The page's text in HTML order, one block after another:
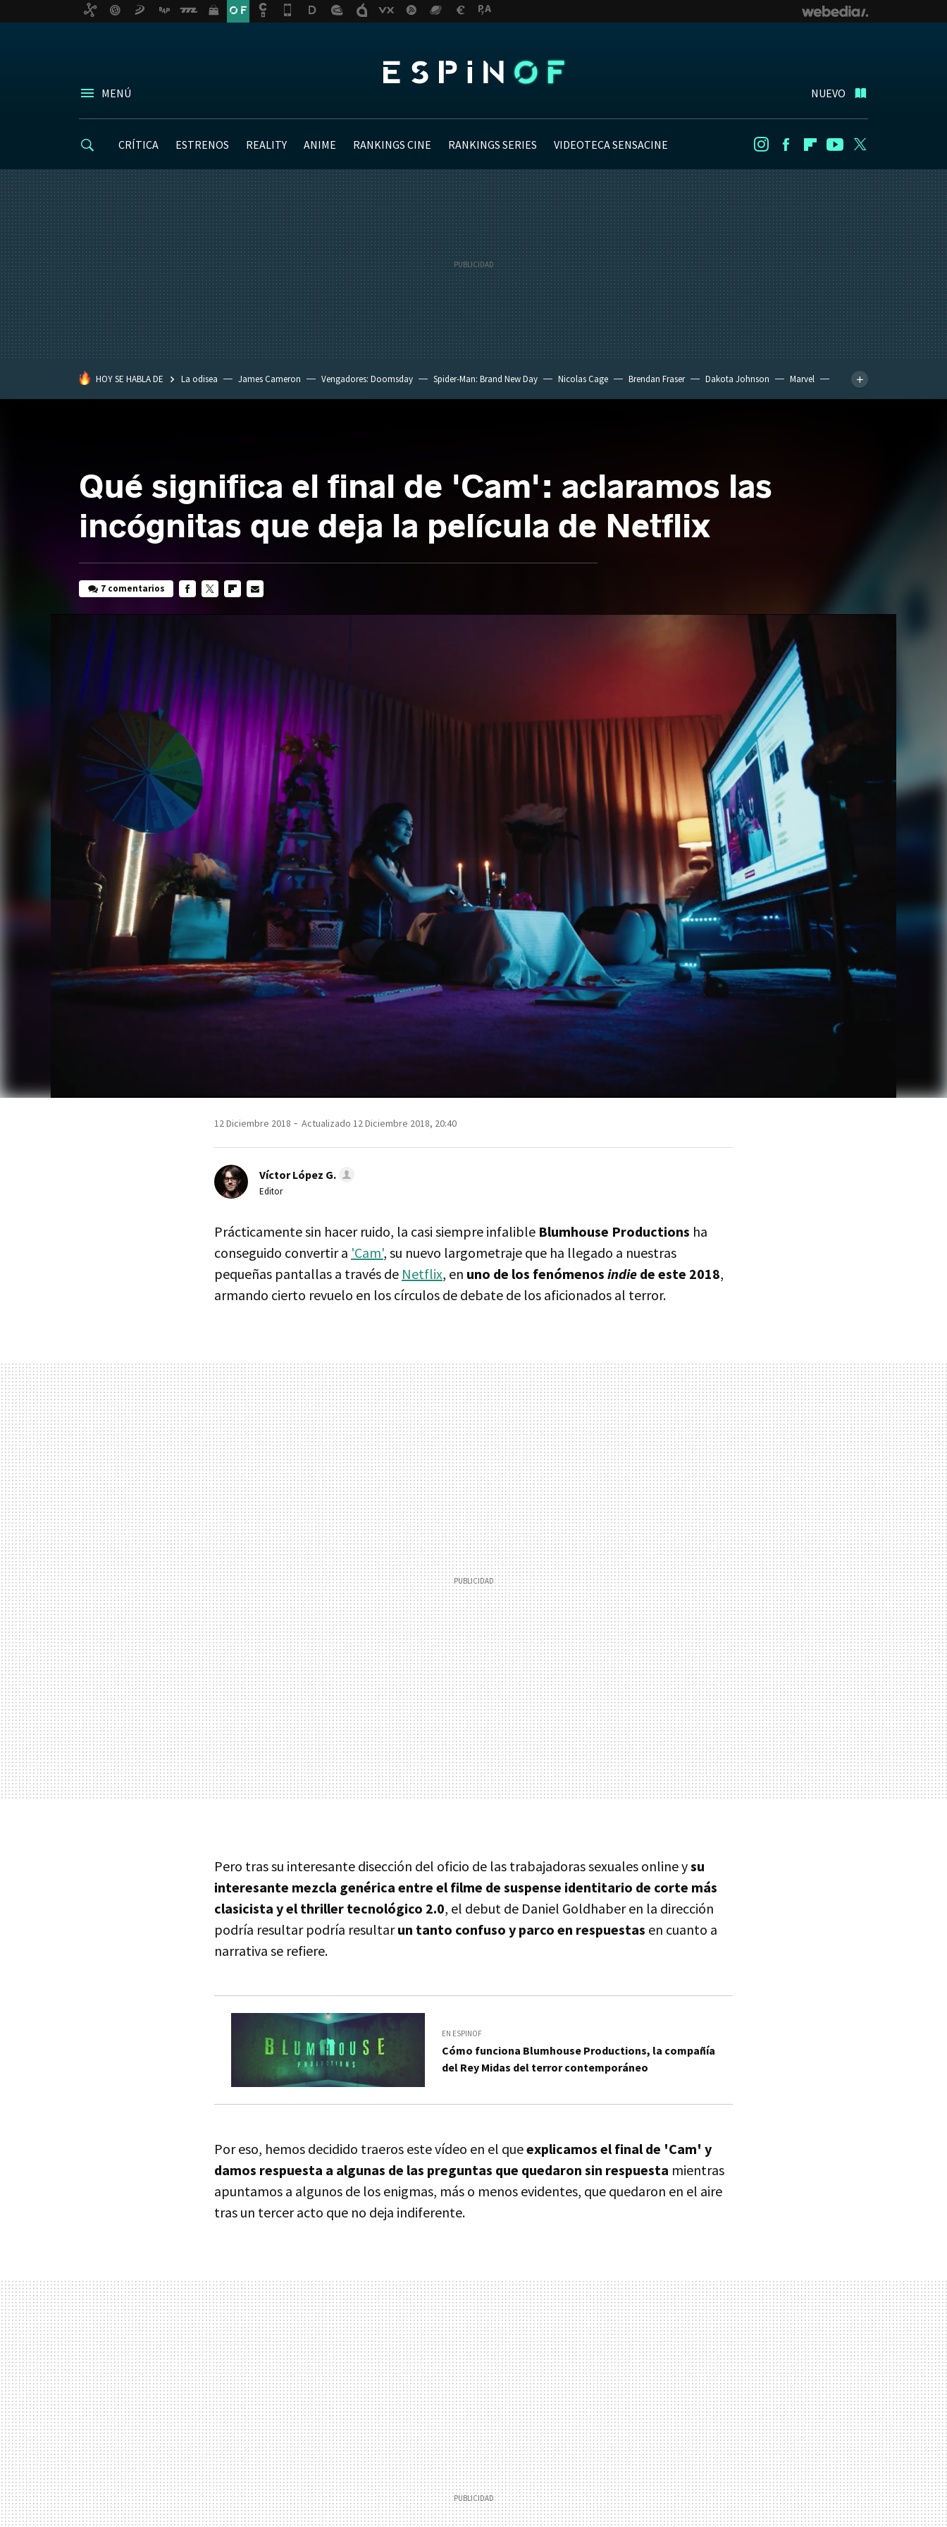
MENÚ NUEVO
CRÍTICA ESTRENOS REALITY ANIME RANKINGS CINE RANKINGS SERIES VIDEOTECA SENSACINE InstagramFacebookFlipboard
Youtube
HOY SE HABLA DE La odisea James Cameron Vengadores: Doomsday Spider-Man: Brand New Day Nicolas Cage Brendan Fraser Dakota Johnson
Marvel
Qué significa el final de 'Cam': aclaramos las
incógnitas que deja la película de Netflix
7 comentarios
12 Diciembre 2018 Actualizado 12 Diciembre 2018, 20:40
Víctor López G.
Editor
Prácticamente sin hacer ruido, la casi siempre infalible Blumhouse Productions ha
conseguido convertir a 'Cam', su nuevo largometraje que ha llegado a nuestras
pequeñas pantallas a través de Netflix, en uno de los fenómenos indie de este 2018,
armando cierto revuelo en los círculos de debate de los aficionados al terror.
Pero tras su interesante disección del oficio de las trabajadoras sexuales online ysu
interesante mezcla genérica entre el filme de suspense identitario de corte más
clasicista y el thriller tecnológico 2.0, el debut de Daniel Goldhaber en la dirección
podría resultar podría resultarun tanto confuso y parco en respuestas en cuanto a
narrativa se refiere.
EN ESPINOF
Cómo funciona Blumhouse Productions, la compañía
del Rey Midas del terror contemporáneo
Por eso, hemos decidido traeros este vídeo en el queexplicamos el final de 'Cam' y
damos respuesta a algunas de las preguntas que quedaron sin respuesta mientras
apuntamos a algunos de los enigmas, más o menos evidentes, que quedaron en el aire
tras un tercer acto que no deja indiferente.